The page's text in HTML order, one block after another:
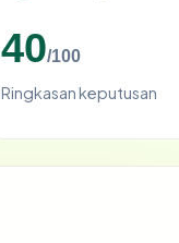
40/100
Ringkasan keputusan